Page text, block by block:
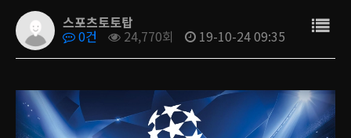
스포츠토토탑
0건 24,770회 19-10-24 09:35